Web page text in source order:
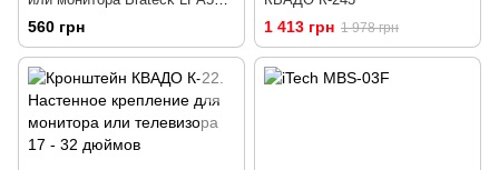
113
560 грн 1 413 грн 1 978 грн